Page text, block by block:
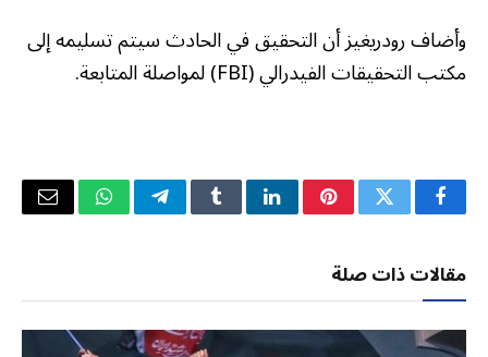
وأضاف رودريغيز أن التحقيق في الحادث سيتم تسليمه إلى
مكتب التحقيقات الفيدرالي (FBI) لمواصلة المتابعة.
فيسبوكتويتر بينتيريستلينكدإنTumblrتيلقرامواتسابالبريد
مقالات ذات صلة